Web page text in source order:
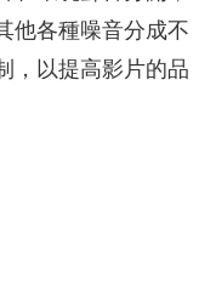
他各種噪音分成不
，以提高影片的品